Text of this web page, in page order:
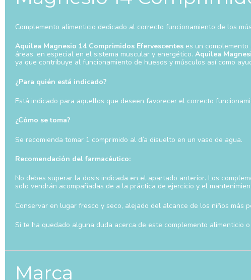
Complemento alimenticio dedicado al correcto funcionamiento de los
Aquilea Magnesio 14 Comprimidos Efervescentes es un
áreas, en especial en el sistema muscular y energético. Aquilea
ya que contribuye al funcionamiento de huesos y músculos así como
¿Para quién está indicado?
Está indicado para aquellos que deseen favorecer el correcto
¿Cómo se toma?
Se recomienda tomar 1 comprimido al día disuelto en un vaso de agua.
Recomendación del farmacéutico:
No debes superar la dosis indicada en el apartado anterior. Los
solo vendrán acompañadas de a la práctica de ejercicio y el
Conservar en lugar fresco y seco, alejado del alcance de los niños más
Si te ha quedado alguna duda acerca de este complemento
Marca